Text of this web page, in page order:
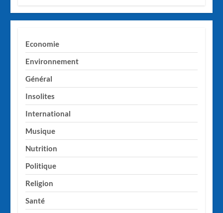
Economie
Environnement
Général
Insolites
International
Musique
Nutrition
Politique
Religion
Santé